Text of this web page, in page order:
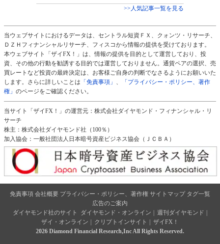
>>人気記事一覧を見る
当ウェブサイトにおけるデータは、セントラル短資ＦＸ、クォンツ・リサーチ、
ＤＺＨフィナンシャルリサーチ、フィスコから情報の提供を受けております。
本ウェブサイト「ザイFX！」は、情報の提供を目的として運営しており、投
資、その他の行動を勧誘する目的では運営しておりません。通貨ペアの選択、売
買レートなど投資の最終決定は、お客様ご自身の判断でなさるようにお願いいた
します。さらに詳しいことは 「免責事項」 、
「プライバシー・ポリシー、著作
権」 のページをご確認ください。
当サイト「ザイFX！」の運営元：株式会社ダイヤモンド・フィナンシャル・リ
サーチ
株主：株式会社ダイヤモンド社（100％）
加入協会：一般社団法人日本暗号資産ビジネス協会（ＪＣＢＡ）
免責事項 会社概要 プライバシー・ポリシー、著作権 サイトマップ タグ一覧
広告のご案内
ダイヤモンド社のサイト
ダイヤモンド・オンライン 週刊ダイヤモンド
ザイ・オンライン
クリプトインサイト
ザイFX！
2026 Diamond Financial Research,Inc All Rights Reserved.